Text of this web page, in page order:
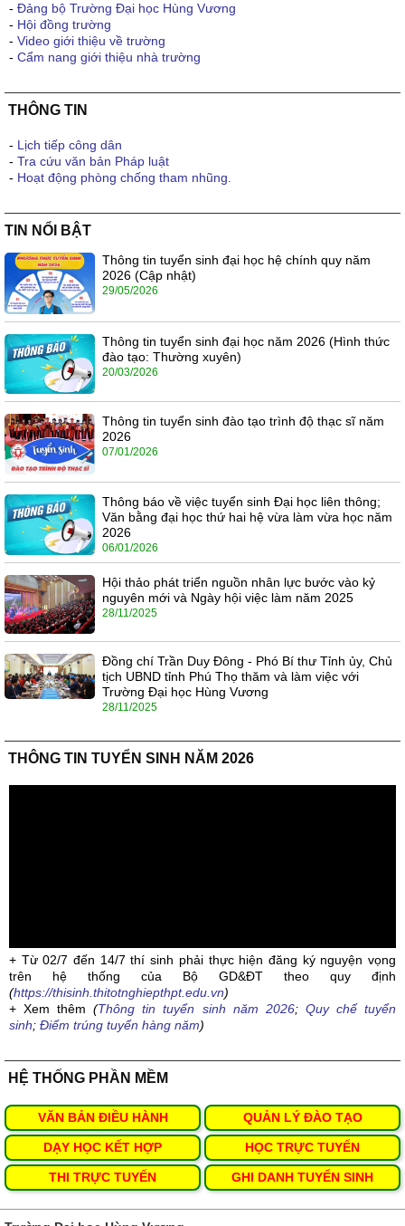
- Đảng bộ Trường Đại học Hùng Vương
- Hội đồng trường
- Video giới thiệu về trường
- Cẩm nang giới thiệu nhà trường
THÔNG TIN
- Lịch tiếp công dân
- Tra cứu văn bản Pháp luật
- Hoạt động phòng chống tham nhũng.
TIN NỔI BẬT
Thông tin tuyển sinh đại học hệ chính quy năm
2026 (Cập nhật)
29/05/2026
Thông tin tuyển sinh đại học năm 2026 (Hình thức
đào tạo: Thường xuyên)
20/03/2026
Thông tin tuyển sinh đào tạo trình độ thạc sĩ năm
2026
07/01/2026
Thông báo về việc tuyển sinh Đại học liên thông;
Văn bằng đại học thứ hai hệ vừa làm vừa học năm
2026
06/01/2026
Hội thảo phát triển nguồn nhân lực bước vào kỷ
nguyên mới và Ngày hội việc làm năm 2025
28/11/2025
Đồng chí Trần Duy Đông - Phó Bí thư Tỉnh ủy, Chủ
tịch UBND tỉnh Phú Thọ thăm và làm việc với
Trường Đại học Hùng Vương
28/11/2025
THÔNG TIN TUYỂN SINH NĂM 2026
+ Từ 02/7 đến 14/7 thí sinh phải thực hiện đăng ký nguyện vọng
trên hệ thống của Bộ GD&ĐT theo quy định
(https://thisinh.thitotnghiepthpt.edu.vn)
+ Xem thêm(Thông tin tuyển sinh năm 2026; Quy chế tuyển
sinh; Điểm trúng tuyển hàng năm)
HỆ THỐNG PHẦN MỀM
VĂN BẢN ĐIỀU HÀNH QUẢN LÝ ĐÀO TẠO
DẠY HỌC KẾT HỢP HỌC TRỰC TUYẾN
THI TRỰC TUYẾN GHI DANH TUYỂN SINH